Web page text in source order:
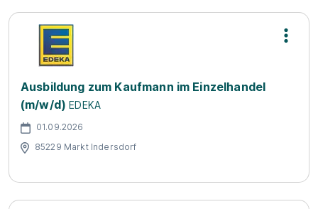
Ausbildung zum Kaufmann im Einzelhandel
(m/w/d) EDEKA
01.09.2026
85229 Markt Indersdorf